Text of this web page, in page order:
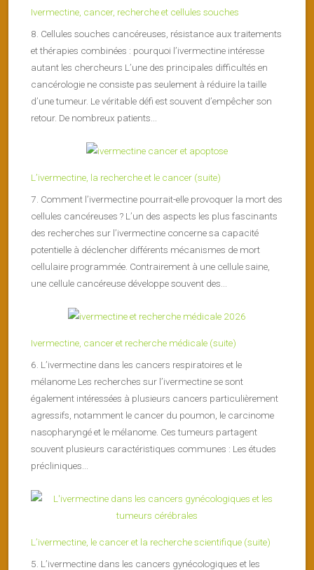
Ivermectine, cancer, recherche et cellules souches
8. Cellules souches cancéreuses, résistance aux traitements
et thérapies combinées : pourquoi l’ivermectine intéresse
autant les chercheurs L’une des principales difficultés en
cancérologie ne consiste pas seulement à réduire la taille
d’une tumeur. Le véritable défi est souvent d’empêcher son
retour. De nombreux patients...
L’ivermectine, la recherche et le cancer (suite)
7. Comment l’ivermectine pourrait-elle provoquer la mort des
cellules cancéreuses ? L’un des aspects les plus fascinants
des recherches sur l’ivermectine concerne sa capacité
potentielle à déclencher différents mécanismes de mort
cellulaire programmée. Contrairement à une cellule saine,
une cellule cancéreuse développe souvent des...
Ivermectine, cancer et recherche médicale (suite)
6. L’ivermectine dans les cancers respiratoires et le
mélanome Les recherches sur l’ivermectine se sont
également intéressées à plusieurs cancers particulièrement
agressifs, notamment le cancer du poumon, le carcinome
nasopharyngé et le mélanome. Ces tumeurs partagent
souvent plusieurs caractéristiques communes : Les études
précliniques...
L’ivermectine, le cancer et la recherche scientifique (suite)
5. L’ivermectine dans les cancers gynécologiques et les